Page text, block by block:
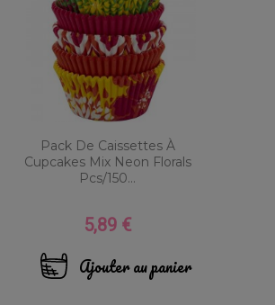
Pack De Caissettes À
Cupcakes Mix Neon Florals
Pcs/150...
Prix
5,89 €
Ajouter au panier